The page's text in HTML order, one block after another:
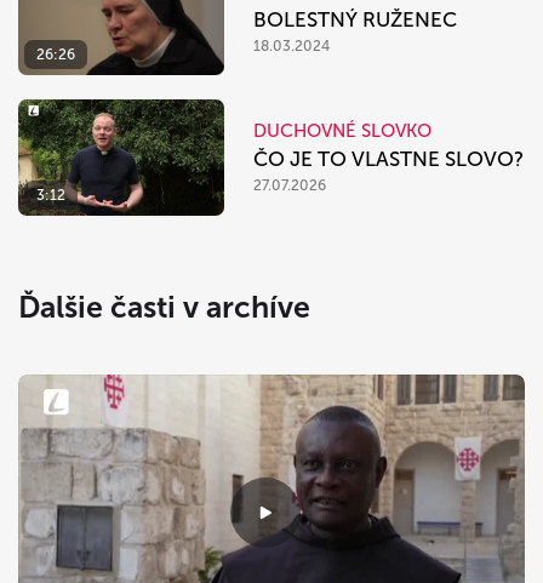
26:26
BOLESTNÝ RUŽENEC
18.03.2024
3:12
DUCHOVNÉ SLOVKO
ČO JE TO VLASTNE SLOVO?
27.07.2026
Ďalšie časti v archíve